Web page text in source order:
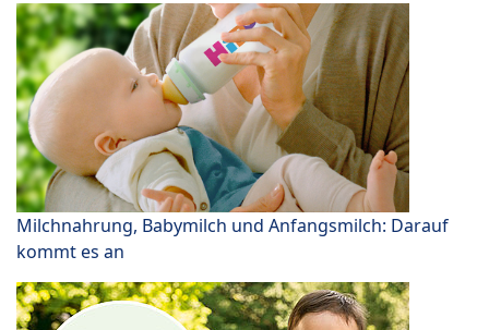
Milchnahrung, Babymilch und Anfangsmilch: Darauf
kommt es an